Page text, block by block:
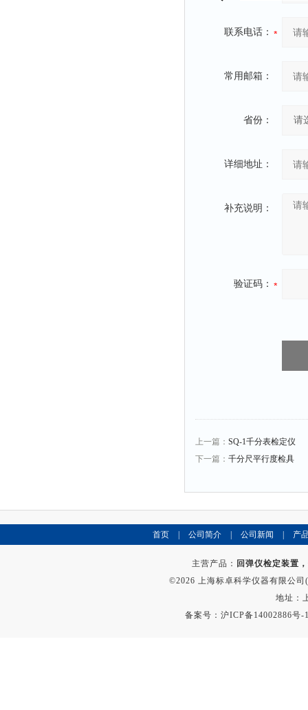
联系电话：
常用邮箱：
省份：
详细地址：
补充说明：
验证码：
上一篇： SQ-1千分表检定仪
下一篇： 千分尺平行度检具
首页 公司简介 公司新闻 产
主营产品： 回弹仪检定装置
©2026 上海标卓科学仪器有限公
地址：
备案号：沪ICP备14002886号-